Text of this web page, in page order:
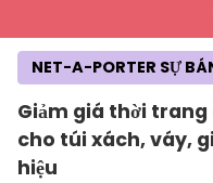
Giảm giá thời trang
cho túi xách, váy,
hiệu
NET-A-PORTER SỰ